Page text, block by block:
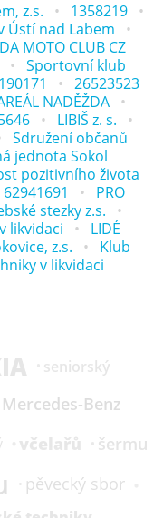
z.s.
1358219
Ústí nad Labem
MOTO CLUB CZ
Sportovní klub
26523523
NADĚŽDA
LIBIŠ z. s.
Sdružení občanů
jednota Sokol
pozitivního života
62941691
PRO
stezky z.s.
likvidaci
LIDÉ
z.s.
Klub
v likvidaci
seniorský
Mercedes-Benz
včelařů šermu
pěvecký sbor